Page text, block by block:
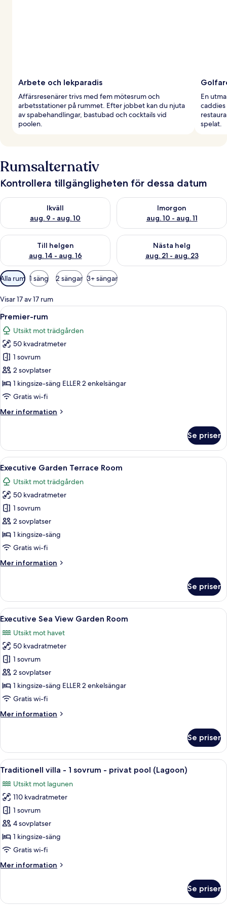
Arbete och lekparadis
Affärsresenärer trivs med fem mötesrum och
arbetsstationer på rummet. Efter jobbet kan du njuta
av spabehandlingar, bastubad och cocktails vid
poolen.
En
caddies
spelat.
Rumsalternativ
Kontrollera tillgängligheten för dessa datum
Ikväll
aug. 9 - aug. 10
Kontrollera tillgängligheten för ikväll aug. 9 - aug. 10
Imorgon
aug. 10 - aug. 11
Kontrollera tillgängligheten
Till helgen
aug. 14 - aug. 16
Kontrollera tillgängligheten för den här helgen aug. 14 - aug.
Nästa helg
aug. 21 - aug. 23
Kontrollera tillgängligheten
Tillgängliga
filter
för
rum
Alla rum 1 säng 2 sängar 3+ sängar
Visar 17 av 17 rum
Öppna
alla
foton
för
Premier-
rum
Ett modernt vardagsrum med en
7
Premier-rum
Utsikt mot trädgården
50 kvadratmeter
1 sovrum
2 sovplatser
1 kingsize-säng ELLER 2 enkelsängar
Gratis wi-fi
Mer information
Mer
rum
Se priser
Öppna
alla
foton
för
Executive
Garden
Terrace
Room
Ett hotellrum med en stor säng, två
8
Executive Garden Terrace Room
Utsikt mot trädgården
50 kvadratmeter
1 sovrum
2 sovplatser
1 kingsize-säng
Gratis wi-fi
Mer information
Mer
Garden
Terrace
Room
Se priser
Öppna
alla
foton
för
Executive
Sea
View
Garden
Ett hotellrum med en stor säng, en
8
Executive Sea View Garden Room
Utsikt mot havet
50 kvadratmeter
1 sovrum
2 sovplatser
1 kingsize-säng ELLER 2 enkelsängar
Gratis wi-fi
Mer information
Mer
Sea
View
Garden
Se priser
Öppna
alla
foton
för
Traditionell
villa
-
1
-
(Lagoon)
Ett rymligt vardagsrum med pool,
10
Traditionell villa - 1 sovrum - privat pool (Lagoon)
Utsikt mot lagunen
110 kvadratmeter
1 sovrum
4 sovplatser
1 kingsize-säng
Gratis wi-fi
Mer information
Mer
villa
Se priser